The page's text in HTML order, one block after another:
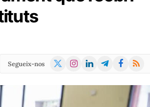
Segueix-nos
X
Instagram
LinkedInTelegramFacebook
RSS